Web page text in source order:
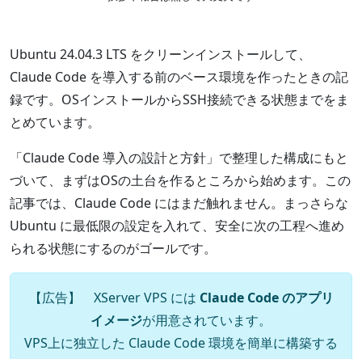
Ubuntu 24.04.3 LTS をクリーンインストールして、
Claude Code を導入する前のベース環境を作ったときの記
録です。OSインストールからSSH接続できる状態までをま
とめています。
「Claude Code 導入の設計と方針」で整理した構成にもと
づいて、まずはOSの土台を作るところから始めます。この
記事では、Claude Code にはまだ触れません。まっさらな
Ubuntu に最低限の設定を入れて、安全に次の工程へ進め
られる状態にするのがゴールです。
【広告】 XServer VPS には Claude Code のアプリ
イメージが用意されています。
VPS上に独立した Claude Code 環境を簡単に構築する